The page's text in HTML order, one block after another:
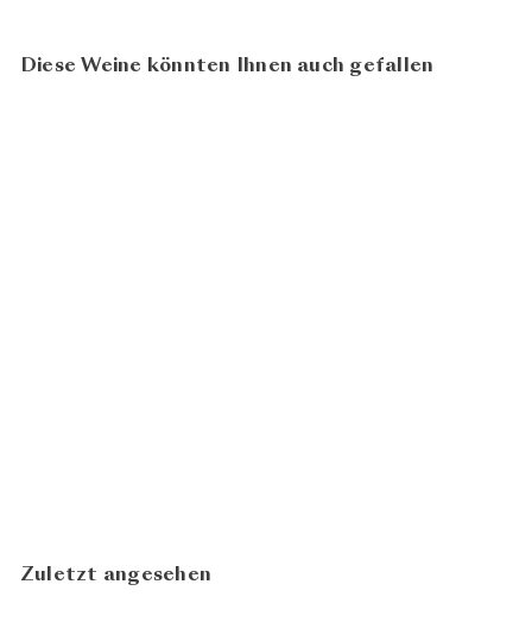
Diese Weine könnten Ihnen auch gefallen
Zuletzt angesehen